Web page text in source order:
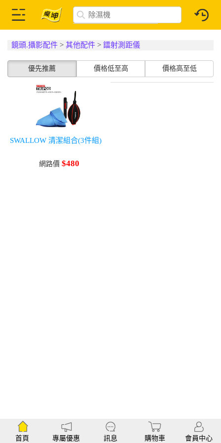
鏡頭.攝影配件 >其他配件 >鐳射測距儀
優先推薦 價格低至高 價格高至低
SWALLOW 清潔組合(3件組)
網路價 $480
首頁 專屬優惠 訊息 購物車 會員中心